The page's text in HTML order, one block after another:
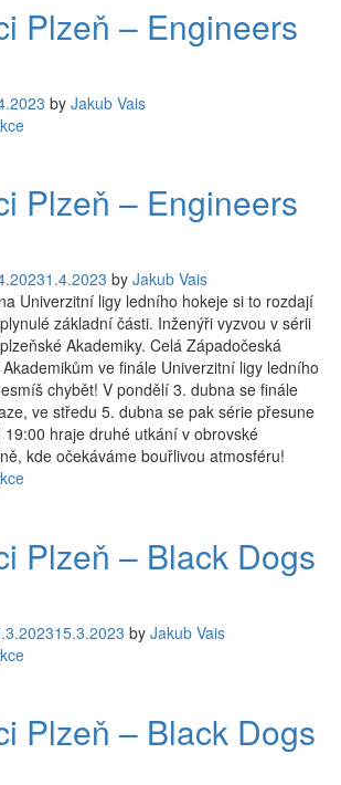
Plzeň – Engineers
by Jakub Vais
Plzeň – Engineers
1.4.2023 by Jakub Vais
Univerzitní ligy ledního hokeje si to rozdají
základní části. Inženýři vyzvou v sérii
Akademiky. Celá Západočeská
ve finále Univerzitní ligy ledního
chybět! V pondělí 3. dubna se finále
ve středu 5. dubna se pak série přesune
hraje druhé utkání v obrovské
kde očekáváme bouřlivou atmosféru!
Plzeň – Black Dogs
15.3.2023 by Jakub Vais
Plzeň – Black Dogs